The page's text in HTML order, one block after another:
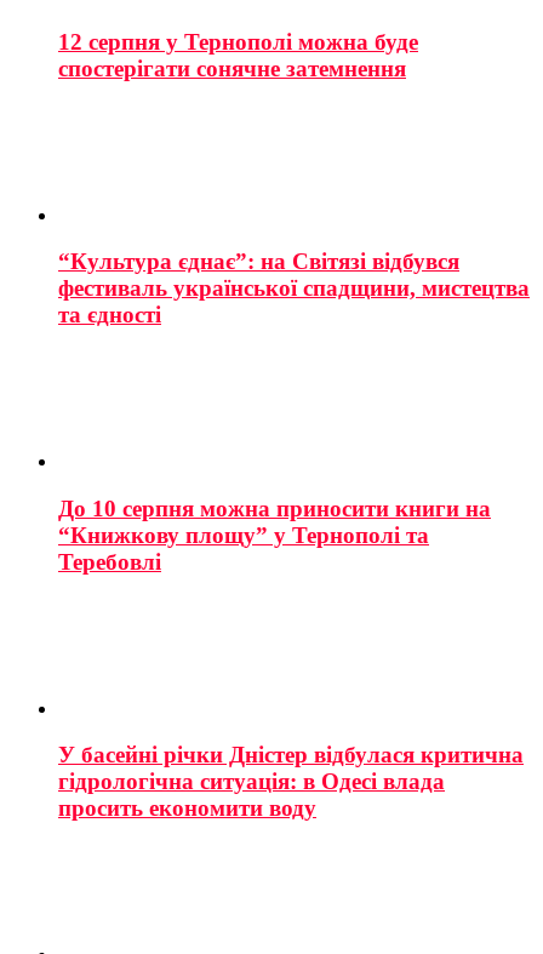
12 серпня у Тернополі можна буде
спостерігати сонячне затемнення
“Культура єднає”: на Світязі відбувся
фестиваль української спадщини, мистецтва
та єдності
До 10 серпня можна приносити книги на
“Книжкову площу” у Тернополі та
Теребовлі
У басейні річки Дністер відбулася критична
гідрологічна ситуація: в Одесі влада
просить економити воду